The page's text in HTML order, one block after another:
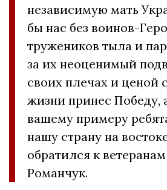
независимую мать
бы нас без воинов-
тружеников тыла и
за их неоценимый
своих плечах и ценой
жизни принес Победу,
вашему примеру
нашу страну на
обратился к
Романчук.